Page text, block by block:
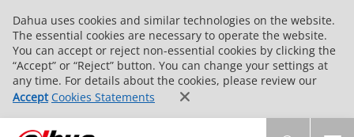
Dahua uses cookies and similar technologies on the website.
The essential cookies are necessary to operate the website.
You can accept or reject non-essential cookies by clicking the
“Accept” or “Reject” button. You can change your settings at
any time. For details about the cookies, please review our
Accept Cookies Statements